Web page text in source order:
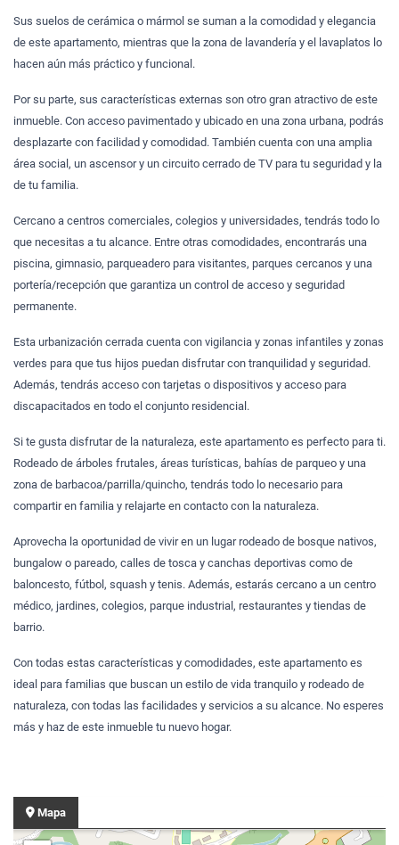
Sus suelos de cerámica o mármol se suman a la comodidad y elegancia
de este apartamento, mientras que la zona de lavandería y el lavaplatos lo
hacen aún más práctico y funcional.
Por su parte, sus características externas son otro gran atractivo de este
inmueble. Con acceso pavimentado y ubicado en una zona urbana, podrás
desplazarte con facilidad y comodidad. También cuenta con una amplia
área social, un ascensor y un circuito cerrado de TV para tu seguridad y la
de tu familia.
Cercano a centros comerciales, colegios y universidades, tendrás todo lo
que necesitas a tu alcance. Entre otras comodidades, encontrarás una
piscina, gimnasio, parqueadero para visitantes, parques cercanos y una
portería/recepción que garantiza un control de acceso y seguridad
permanente.
Esta urbanización cerrada cuenta con vigilancia y zonas infantiles y zonas
verdes para que tus hijos puedan disfrutar con tranquilidad y seguridad.
Además, tendrás acceso con tarjetas o dispositivos y acceso para
discapacitados en todo el conjunto residencial.
Si te gusta disfrutar de la naturaleza, este apartamento es perfecto para ti.
Rodeado de árboles frutales, áreas turísticas, bahías de parqueo y una
zona de barbacoa/parrilla/quincho, tendrás todo lo necesario para
compartir en familia y relajarte en contacto con la naturaleza.
Aprovecha la oportunidad de vivir en un lugar rodeado de bosque nativos,
bungalow o pareado, calles de tosca y canchas deportivas como de
baloncesto, fútbol, squash y tenis. Además, estarás cercano a un centro
médico, jardines, colegios, parque industrial, restaurantes y tiendas de
barrio.
Con todas estas características y comodidades, este apartamento es
ideal para familias que buscan un estilo de vida tranquilo y rodeado de
naturaleza, con todas las facilidades y servicios a su alcance. No esperes
más y haz de este inmueble tu nuevo hogar.
Mapa